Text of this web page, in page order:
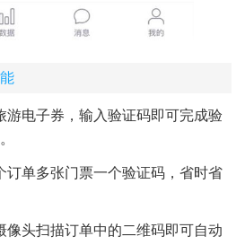
游电子券，输入验证码即可完成验
订单多张门票一个验证码，省时省
像头扫描订单中的二维码即可自动